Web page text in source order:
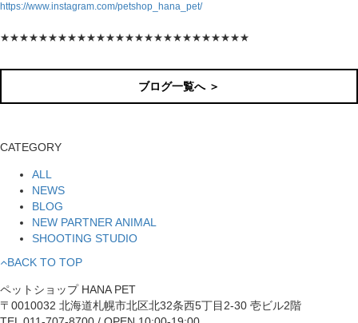
https://www.instagram.com/petshop_hana_pet/
★★★★★★★★★★★★★★★★★★★★★★★★★★
ブログ一覧へ ＞
CATEGORY
ALL
NEWS
BLOG
NEW PARTNER ANIMAL
SHOOTING STUDIO
BACK TO TOP
ペットショップ HANA PET
〒0010032 北海道札幌市北区北32条西5丁目2-30 壱ビル2階